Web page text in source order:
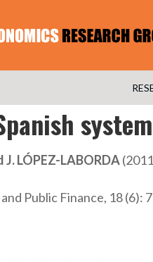
J. LÓPEZ-LABORDA
Public Finance, 18 (6):